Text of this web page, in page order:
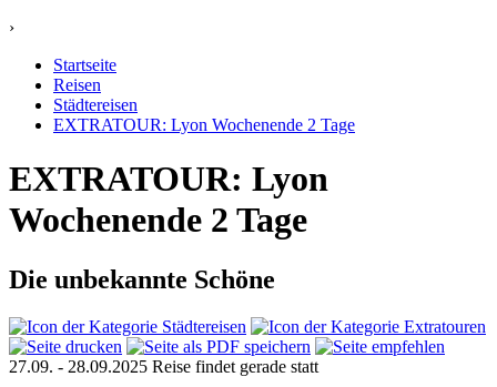
›
Startseite
Reisen
Städtereisen
EXTRATOUR: Lyon Wochenende 2 Tage
EXTRATOUR: Lyon
Wochenende 2 Tage
Die unbekannte Schöne
27.09. - 28.09.2025 Reise findet gerade statt